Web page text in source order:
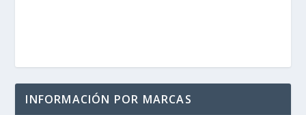
INFORMACIÓN POR MARCAS